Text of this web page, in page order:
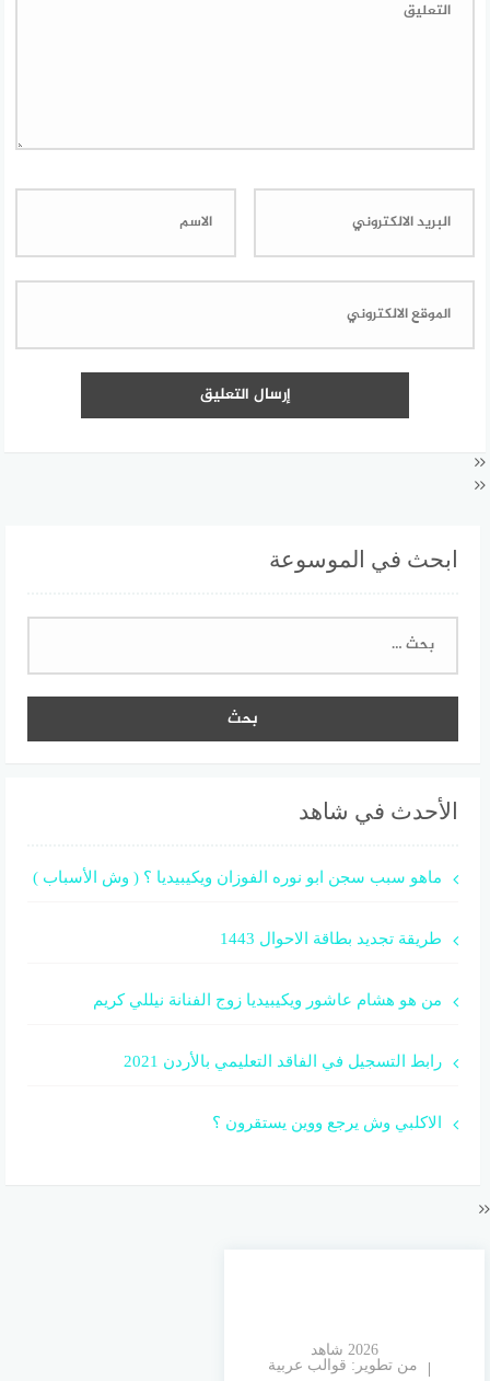
ابحث في الموسوعة
البحث
الأحدث في شاهد
ماهو سبب سجن ابو نوره الفوزان ويكيبيديا ؟ ( وش الأسباب )
طريقة تجديد بطاقة الاحوال 1443
من هو هشام عاشور ويكيبيديا زوج الفنانة نيللي كريم
رابط التسجيل في الفاقد التعليمي بالأردن 2021
الاكلبي وش يرجع ووين يستقرون ؟
من تطوير: قوالب عربية